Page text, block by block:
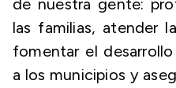
de nuestra gente:
las familias, atender
fomentar el
a los municipios y